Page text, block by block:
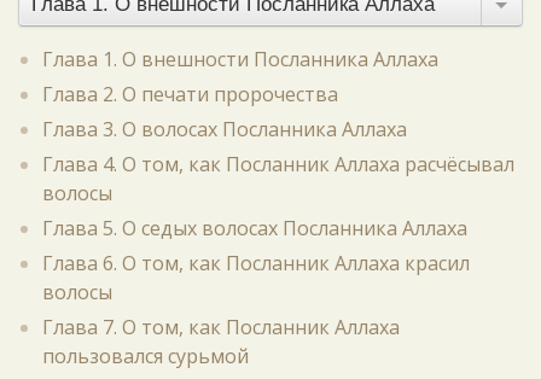
Глава 1. О внешности Посланника Аллаха
Глава 2. О печати пророчества
Глава 3. О волосах Посланника Аллаха
Глава 4. О том, как Посланник Аллаха расчёсывал
волосы
Глава 5. О седых волосах Посланника Аллаха
Глава 6. О том, как Посланник Аллаха красил
волосы
Глава 7. О том, как Посланник Аллаха
пользовался сурьмой